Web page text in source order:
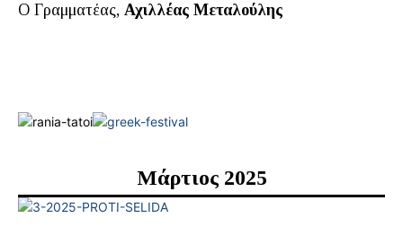
O Γραμματέας, Αχιλλέας Μεταλούλης
Μάρτιος 2025